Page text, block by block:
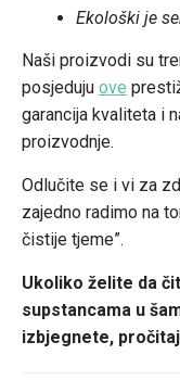
Ekološki je
Naši proizvodi su
posjeduju ove
garancija kvaliteta i
proizvodnje.
Odlučite se i vi za
zajedno radimo na
čistije tjeme”.
Ukoliko želite da
supstancama u
izbjegnete,